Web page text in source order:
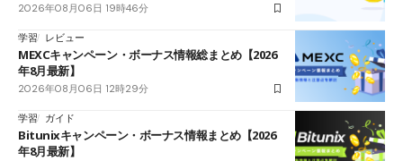
2026年08月06日 19時46分
学習 レビュー
MEXCキャンペーン・ボーナス情報総まとめ【2026
年8月最新】
2026年08月06日 12時29分
学習 ガイド
Bitunixキャンペーン・ボーナス情報まとめ【2026
年8月最新】